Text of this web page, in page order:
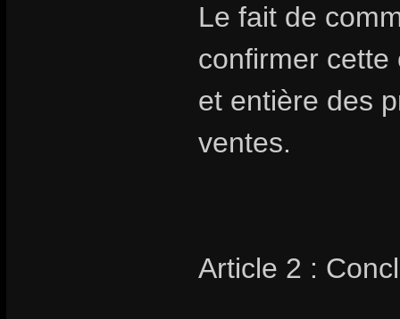
Le fait de
confirmer cette
et entière des
ventes.
Article 2 :